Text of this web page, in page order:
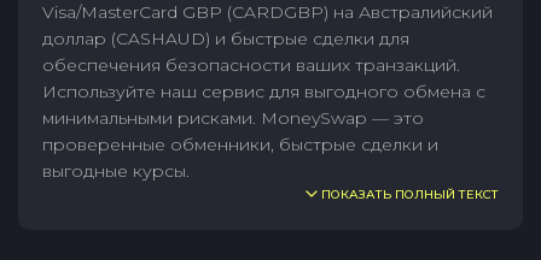
Visa/MasterCard GBP (CARDGBP) на Австралийский
доллар (CASHAUD) и быстрые сделки для
обеспечения безопасности ваших транзакций.
Используйте наш сервис для выгодного обмена с
минимальными рисками. MoneySwap — это
проверенные обменники, быстрые сделки и
выгодные курсы.
ПОКАЗАТЬ ПОЛНЫЙ ТЕКСТ